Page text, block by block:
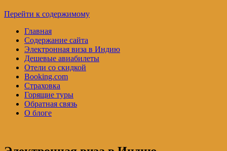
Перейти к содержимому
Главная
Содержание сайта
Электронная виза в Индию
Дешевые авиабилеты
Отели со скидкой
Booking.com
Страховка
Горящие туры
Обратная связь
О блоге